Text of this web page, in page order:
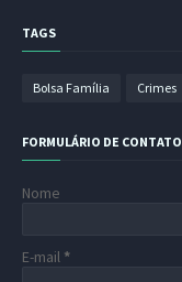
TAGS
Bolsa Família Crimes
FORMULÁRIO DE CONTATO
Nome
E-mail *